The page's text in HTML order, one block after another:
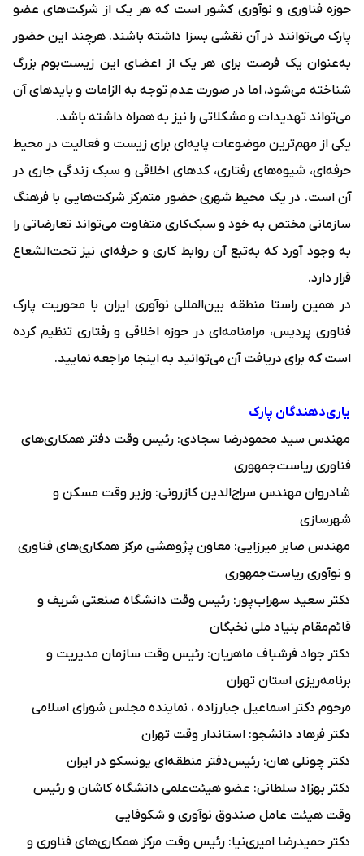
حوزه فناوری و نوآوری کشور است که هر یک از شرکت‌های عضو
پارک می‌توانند در آن نقشی بسزا داشته باشند. هرچند این حضور
به‌عنوان یک فرصت برای هر یک از اعضای این زیست‌بوم بزرگ
شناخته می‌شود، اما در صورت عدم توجه به الزامات و بایدهای آن
می‌تواند تهدیدات و مشکلاتی را نیز به همراه داشته باشد.
یکی از مهم‌ترین موضوعات پایه‌ای برای زیست و فعالیت در محیط
حرفه‌ای، شیوه‌های رفتاری، کدهای اخلاقی و سبک زندگی جاری در
آن است. در یک محیط شهری حضور متمرکز شرکت‌هایی با فرهنگ
سازمانی مختص به خود و سبک‌کاری متفاوت می‌تواند تعارضاتی را
به وجود آورد که به‌تبع آن روابط کاری و حرفه‌ای نیز تحت‌الشعاع
قرار دارد.
در همین راستا منطقه بین‌المللی نوآوری ایران با محوریت پارک
فناوری پردیس، مرامنامه‌ای در حوزه اخلاقی و رفتاری تنظیم کرده
است که برای دریافت آن می‌توانید بهاینجا مراجعه نمایید.
یاری‌دهندگان پارک
مهندس سید محمودرضا سجادی: رئیس وقت دفتر همکاری‌های
فناوری ریاست‌جمهوری
شادروان مهندس سراج‌الدین کازرونی: وزیر وقت مسکن و
شهرسازی
مهندس صابر میرزایی: معاون پژوهشی مرکز همکاری‌های فناوری
و نوآوری ریاست‌جمهوری
دکتر سعید سهراب‌پور: رئیس وقت دانشگاه صنعتی شریف و
قائم‌مقام بنیاد ملی نخبگان
دکتر جواد فرشباف ماهریان: رئیس وقت سازمان مدیریت و
برنامه‌ریزی استان تهران
مرحوم دکتر اسماعیل جبارزاده ، نماینده مجلس شورای اسلامی
دکتر فرهاد دانشجو: استاندار وقت تهران
دکتر چونلی هان: رئیس‌دفتر منطقه‌ای یونسکو در ایران
دکتر بهزاد سلطانی: عضو هیئت‌علمی دانشگاه کاشان و رئیس
وقت هیئت عامل صندوق نوآوری و شکوفایی
دکتر حمیدرضا امیری‌نیا: رئیس وقت مرکز همکاری‌های فناوری و